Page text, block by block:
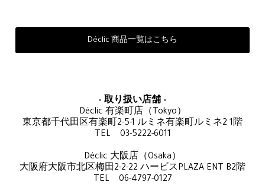
Déclic 商品一覧はこちら
- 取り扱い店舗 -
Déclic 有楽町店（Tokyo）
東京都千代田区有楽町2-5-1 ルミネ有楽町ルミネ2 1階
TEL 03-5222-6011
Déclic 大阪店（Osaka）
大阪府大阪市北区梅田2-2-22 ハービスPLAZA ENT B2階
TEL 06-4797-0127